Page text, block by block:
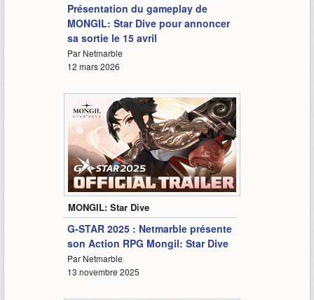
Présentation du gameplay de
MONGIL: Star Dive pour annoncer
sa sortie le 15 avril
Par Netmarble
12 mars 2026
-
MONGIL: Star Dive
G-STAR 2025 : Netmarble présente
son Action RPG Mongil: Star Dive
Par Netmarble
13 novembre 2025